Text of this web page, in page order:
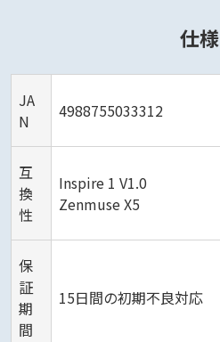
仕様
JA
N
4988755033312
互
換
性
Inspire 1 V1.0
Zenmuse X5
保
証
期
間
15日間の初期不良対応